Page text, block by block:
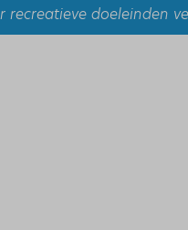
recreatieve doeleinden